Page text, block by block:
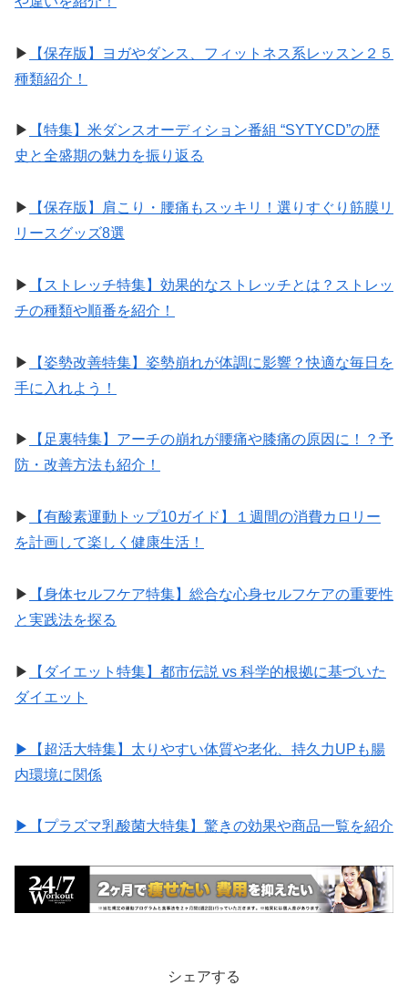
▶︎
【保存版】ヨガやダンス、フィットネス系レッスン２５
種類紹介！
▶︎
【特集】米ダンスオーディション番組 “SYTYCD”の歴
史と全盛期の魅力を振り返る
▶︎
【保存版】肩こり・腰痛もスッキリ！選りすぐり筋膜リ
リースグッズ8選
▶︎
【ストレッチ特集】効果的なストレッチとは？ストレッ
チの種類や順番を紹介！
▶︎
【姿勢改善特集】姿勢崩れが体調に影響？快適な毎日を
手に入れよう！
▶︎
【足裏特集】アーチの崩れが腰痛や膝痛の原因に！？予
防・改善方法も紹介！
▶︎
【有酸素運動トップ10ガイド】１週間の消費カロリー
を計画して楽しく健康生活！
▶︎
【身体セルフケア特集】総合な心身セルフケアの重要性
と実践法を探る
▶︎
【ダイエット特集】都市伝説 vs 科学的根拠に基づいた
ダイエット
▶︎【超活大特集】太りやすい体質や老化、持久力UPも腸
内環境に関係
▶︎【プラズマ乳酸菌大特集】驚きの効果や商品一覧を紹介
シェアする